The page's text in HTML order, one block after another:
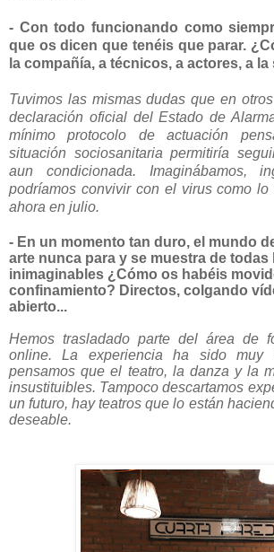
- Con todo funcionando como
que os dicen que tenéis que parar.
la compañía, a técnicos, a actores, a la
Tuvimos las mismas dudas que en
declaración oficial del Estado de
mínimo protocolo de actuación
situación sociosanitaria permitiría
aun condicionada. Imaginábamos,
podríamos convivir con el virus como lo
ahora en julio.
- En un momento tan duro, el mundo
arte nunca para y se muestra de todas
inimaginables ¿Cómo os habéis
confinamiento? Directos, colgando
abierto...
Hemos trasladado parte del área de
online. La experiencia ha sido muy
pensamos que el teatro, la danza y la
insustituibles. Tampoco descartamos
un futuro, hay teatros que lo están
deseable.